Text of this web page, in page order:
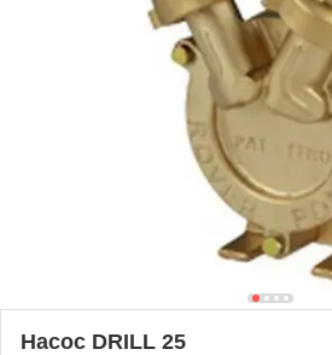
Насос DRILL 25